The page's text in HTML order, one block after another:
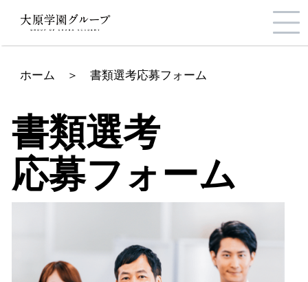
ホーム ＞ 書類選考応募フォーム
書類選考
応募フォーム